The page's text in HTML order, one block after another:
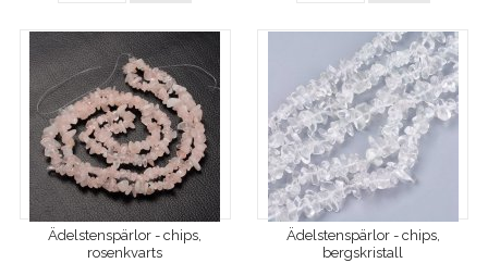
Ädelstenspärlor - chips,
rosenkvarts
Ädelstenspärlor - chips,
bergskristall